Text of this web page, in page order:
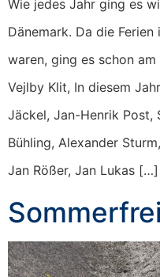
Wie jedes Jahr ging es
Dänemark. Da die
waren, ging es schon
Vejlby Klit, In diesem
Jäckel, Jan-Henrik Post,
Bühling, Alexander
Jan Rößer, Jan Lukas […]